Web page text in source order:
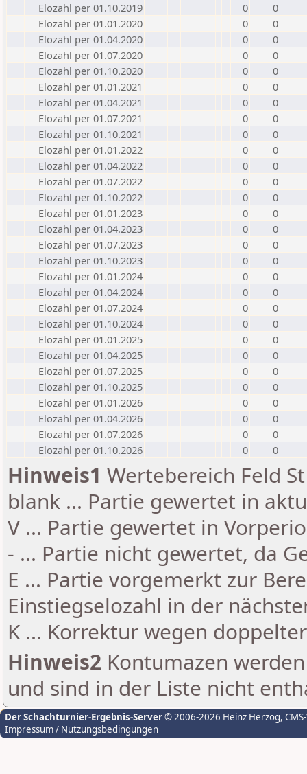
Elozahl per 01.10.2019
0
0
Elozahl per 01.01.2020
0
0
Elozahl per 01.04.2020
0
0
Elozahl per 01.07.2020
0
0
Elozahl per 01.10.2020
0
0
Elozahl per 01.01.2021
0
0
Elozahl per 01.04.2021
0
0
Elozahl per 01.07.2021
0
0
Elozahl per 01.10.2021
0
0
Elozahl per 01.01.2022
0
0
Elozahl per 01.04.2022
0
0
Elozahl per 01.07.2022
0
0
Elozahl per 01.10.2022
0
0
Elozahl per 01.01.2023
0
0
Elozahl per 01.04.2023
0
0
Elozahl per 01.07.2023
0
0
Elozahl per 01.10.2023
0
0
Elozahl per 01.01.2024
0
0
Elozahl per 01.04.2024
0
0
Elozahl per 01.07.2024
0
0
Elozahl per 01.10.2024
0
0
Elozahl per 01.01.2025
0
0
Elozahl per 01.04.2025
0
0
Elozahl per 01.07.2025
0
0
Elozahl per 01.10.2025
0
0
Elozahl per 01.01.2026
0
0
Elozahl per 01.04.2026
0
0
Elozahl per 01.07.2026
0
0
Elozahl per 01.10.2026
0 0
Hinweis1 Wertebereich Feld
blank ... Partie gewertet in
V ... Partie gewertet in
- ... Partie nicht gewertet, da
E ... Partie vorgemerkt zur
Einstiegselozahl in der
K ... Korrektur wegen
Hinweis2 Kontumazen
und sind in der Liste nicht
Der Schachturnier-Ergebnis-Server© 2006-2026 Heinz Herzog,
Impressum / Nutzungsbedingungen